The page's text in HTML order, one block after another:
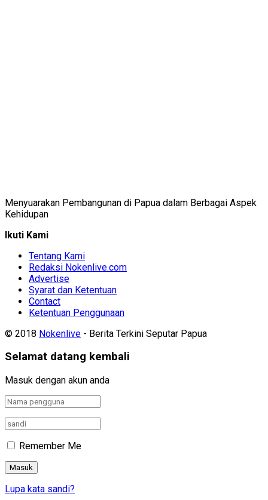
Menyuarakan Pembangunan di Papua dalam Berbagai Aspek
Kehidupan
Ikuti Kami
Tentang Kami
Redaksi Nokenlive.com
Advertise
Syarat dan Ketentuan
Contact
Ketentuan Penggunaan
© 2018 Nokenlive - Berita Terkini Seputar Papua
Selamat datang kembali
Masuk dengan akun anda
Remember Me
Lupa kata sandi?